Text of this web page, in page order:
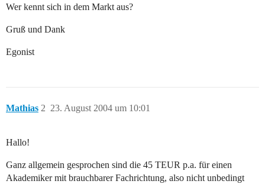
Wer kennt sich in dem Markt aus?
Gruß und Dank
Egonist
Mathias 23. August 2004 um 10:01
2
Hallo!
Ganz allgemein gesprochen sind die 45 TEUR p.a. für einen
Akademiker mit brauchbarer Fachrichtung, also nicht unbedingt